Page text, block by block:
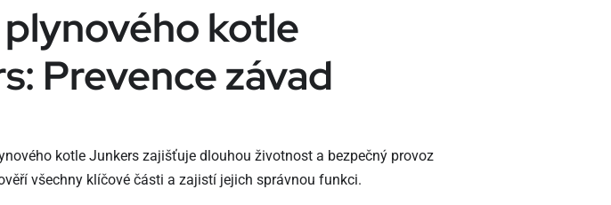
plynového kotle
Prevence závad
kotle Junkers zajišťuje dlouhou životnost a bezpečný provoz
všechny klíčové části a zajistí jejich správnou funkci.